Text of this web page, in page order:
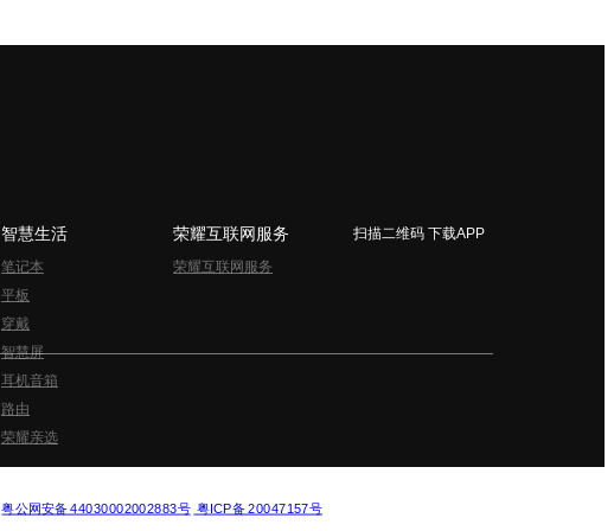
智慧生活
笔记本
平板
穿戴
智慧屏
耳机音箱
路由
荣耀亲选
荣耀互联网服务
荣耀互联网服务
扫描二维码 下载APP
粤公网安备 44030002002883号 粤ICP备 20047157号